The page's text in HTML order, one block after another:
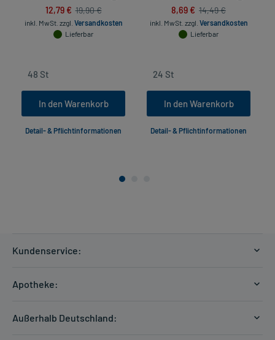
12,79 € 19,90 €
inkl. MwSt. zzgl. Versandkosten
Lieferbar
In den Warenkorb
Detail- & Pflichtinformationen
8,69 € 14,49 €
inkl. MwSt. zzgl. Versandkosten
Lieferbar
In den Warenkorb
Detail- & Pflichtinformationen
Kundenservice:
Zahlungsarten
Apotheke:
Außerhalb Deutschland: